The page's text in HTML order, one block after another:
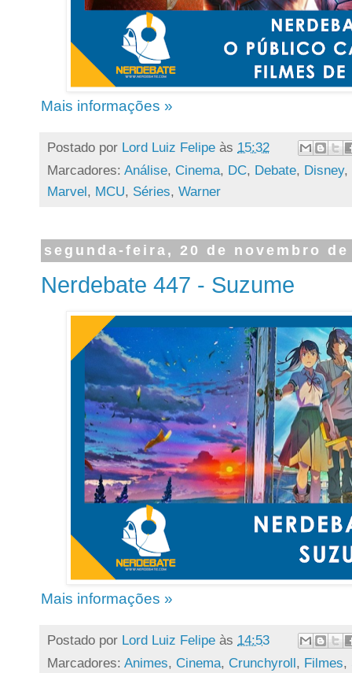
Mais informações »
Postado por Lord Luiz Felipe às 15:32
Marcadores: Análise, Cinema, DC, Debate, Disney,
Marvel, MCU, Séries, Warner
segunda-feira, 20 de novembro de
Nerdebate 447 - Suzume
Mais informações »
Postado por Lord Luiz Felipe às 14:53
Marcadores: Animes, Cinema, Crunchyroll, Filmes,